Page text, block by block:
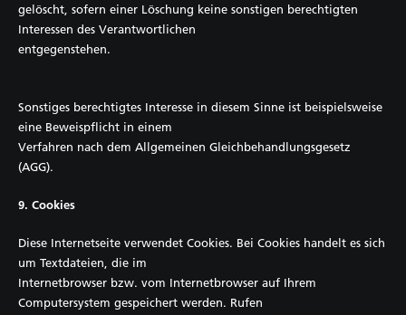
gelöscht, sofern einer Löschung keine sonstigen berechtigten
Interessen des Verantwortlichen
entgegenstehen.
Sonstiges berechtigtes Interesse in diesem Sinne ist beispielsweise
eine Beweispflicht in einem
Verfahren nach dem Allgemeinen Gleichbehandlungsgesetz
(AGG).
9. Cookies
Diese Internetseite verwendet Cookies. Bei Cookies handelt es sich
um Textdateien, die im
Internetbrowser bzw. vom Internetbrowser auf Ihrem
Computersystem gespeichert werden. Rufen